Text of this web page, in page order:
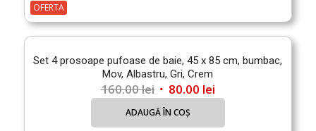
199.00 lei.
OFERTA
Set 4 prosoape pufoase de baie, 45 x 85 cm, bumbac,
Mov, Albastru, Gri, Crem
160.00lei Prețul
inițial
80.00 leiPrețul
curent
este:
ADAUGĂ ÎN COȘ